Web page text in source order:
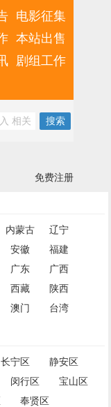
电影征集
本站出售
剧组工作
免费注册
内蒙古
辽宁
安徽
福建
广东
广西
西藏
陕西
澳门
台湾
长宁区
静安区
闵行区
宝山区
奉贤区